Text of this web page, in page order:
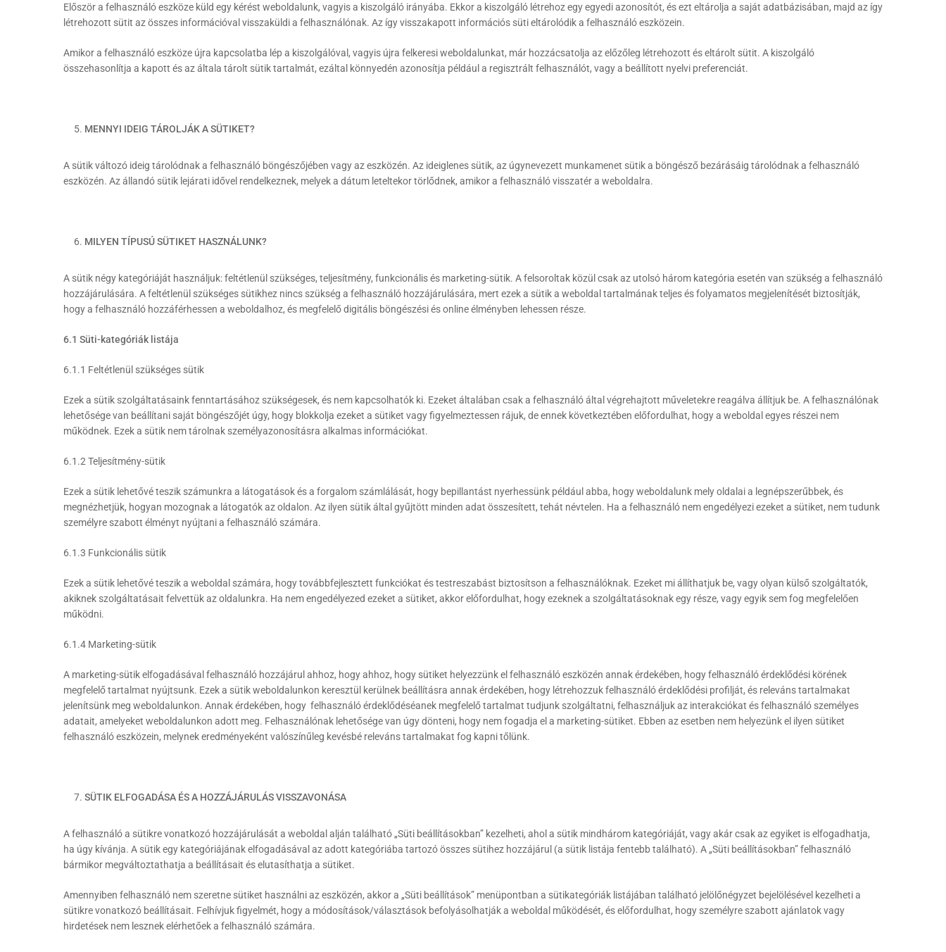
Először a felhasználó eszköze küld egy kérést weboldalunk, vagyis a kiszolgáló irányába. Ekkor a kiszolgáló létrehoz egy egyedi azonosítót, és ezt eltárolja a saját adatbázisában, majd az így
létrehozott sütit az összes információval visszaküldi a felhasználónak. Az így visszakapott információs süti eltárolódik a felhasználó eszközein.
Amikor a felhasználó eszköze újra kapcsolatba lép a kiszolgálóval, vagyis újra felkeresi weboldalunkat, már hozzácsatolja az előzőleg létrehozott és eltárolt sütit. A kiszolgáló
összehasonlítja a kapott és az általa tárolt sütik tartalmát, ezáltal könnyedén azonosítja például a regisztrált felhasználót, vagy a beállított nyelvi preferenciát.
MENNYI IDEIG TÁROLJÁK A SÜTIKET?
A sütik változó ideig tárolódnak a felhasználó böngészőjében vagy az eszközén. Az ideiglenes sütik, az úgynevezett munkamenet sütik a böngésző bezárásáig tárolódnak a felhasználó
eszközén. Az állandó sütik lejárati idővel rendelkeznek, melyek a dátum leteltekor törlődnek, amikor a felhasználó visszatér a weboldalra.
MILYEN TÍPUSÚ SÜTIKET HASZNÁLUNK?
A sütik négy kategóriáját használjuk: feltétlenül szükséges, teljesítmény, funkcionális és marketing-sütik. A felsoroltak közül csak az utolsó három kategória esetén van szükség a felhasználó
hozzájárulására. A feltétlenül szükséges sütikhez nincs szükség a felhasználó hozzájárulására, mert ezek a sütik a weboldal tartalmának teljes és folyamatos megjelenítését biztosítják,
hogy a felhasználó hozzáférhessen a weboldalhoz, és megfelelő digitális böngészési és online élményben lehessen része.
6.1 Süti-kategóriák listája
6.1.1 Feltétlenül szükséges sütik
Ezek a sütik szolgáltatásaink fenntartásához szükségesek, és nem kapcsolhatók ki. Ezeket általában csak a felhasználó által végrehajtott műveletekre reagálva állítjuk be. A felhasználónak
lehetősége van beállítani saját böngészőjét úgy, hogy blokkolja ezeket a sütiket vagy figyelmeztessen rájuk, de ennek következtében előfordulhat, hogy a weboldal egyes részei nem
működnek. Ezek a sütik nem tárolnak személyazonosításra alkalmas információkat.
6.1.2 Teljesítmény-sütik
Ezek a sütik lehetővé teszik számunkra a látogatások és a forgalom számlálását, hogy bepillantást nyerhessünk például abba, hogy weboldalunk mely oldalai a legnépszerűbbek, és
megnézhetjük, hogyan mozognak a látogatók az oldalon. Az ilyen sütik által gyűjtött minden adat összesített, tehát névtelen. Ha a felhasználó nem engedélyezi ezeket a sütiket, nem tudunk
személyre szabott élményt nyújtani a felhasználó számára.
6.1.3 Funkcionális sütik
Ezek a sütik lehetővé teszik a weboldal számára, hogy továbbfejlesztett funkciókat és testreszabást biztosítson a felhasználóknak. Ezeket mi állíthatjuk be, vagy olyan külső szolgáltatók,
akiknek szolgáltatásait felvettük az oldalunkra. Ha nem engedélyezed ezeket a sütiket, akkor előfordulhat, hogy ezeknek a szolgáltatásoknak egy része, vagy egyik sem fog megfelelően
működni.
6.1.4 Marketing-sütik
A marketing-sütik elfogadásával felhasználó hozzájárul ahhoz, hogy ahhoz, hogy sütiket helyezzünk el felhasználó eszközén annak érdekében, hogy felhasználó érdeklődési körének
megfelelő tartalmat nyújtsunk. Ezek a sütik weboldalunkon keresztül kerülnek beállításra annak érdekében, hogy létrehozzuk felhasználó érdeklődési profilját, és releváns tartalmakat
jelenítsünk meg weboldalunkon. Annak érdekében, hogy felhasználó érdeklődéséanek megfelelő tartalmat tudjunk szolgáltatni, felhasználjuk az interakciókat és felhasználó személyes
adatait, amelyeket weboldalunkon adott meg. Felhasználónak lehetősége van úgy dönteni, hogy nem fogadja el a marketing-sütiket. Ebben az esetben nem helyezünk el ilyen sütiket
felhasználó eszközein, melynek eredményeként valószínűleg kevésbé releváns tartalmakat fog kapni tőlünk.
SÜTIK ELFOGADÁSA ÉS A HOZZÁJÁRULÁS VISSZAVONÁSA
A felhasználó a sütikre vonatkozó hozzájárulását a weboldal alján található „Süti beállításokban” kezelheti, ahol a sütik mindhárom kategóriáját, vagy akár csak az egyiket is elfogadhatja,
ha úgy kívánja. A sütik egy kategóriájának elfogadásával az adott kategóriába tartozó összes sütihez hozzájárul (a sütik listája fentebb található). A „Süti beállításokban” felhasználó
bármikor megváltoztathatja a beállításait és elutasíthatja a sütiket.
Amennyiben felhasználó nem szeretne sütiket használni az eszközén, akkor a „Süti beállítások” menüpontban a sütikategóriák listájában található jelölőnégyzet bejelölésével kezelheti a
sütikre vonatkozó beállításait. Felhívjuk figyelmét, hogy a módosítások/választások befolyásolhatják a weboldal működését, és előfordulhat, hogy személyre szabott ajánlatok vagy
hirdetések nem lesznek elérhetőek a felhasználó számára.